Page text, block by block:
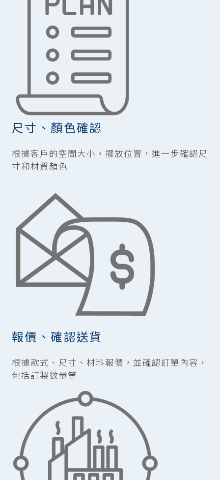
尺寸、顏色確認
根據客戶的空間大小，擺放位置，進一步確認尺
寸和材質顏色
報價、確認送貨
根據款式、尺寸、材料報價，並確認訂單內容，
包括訂製數量等